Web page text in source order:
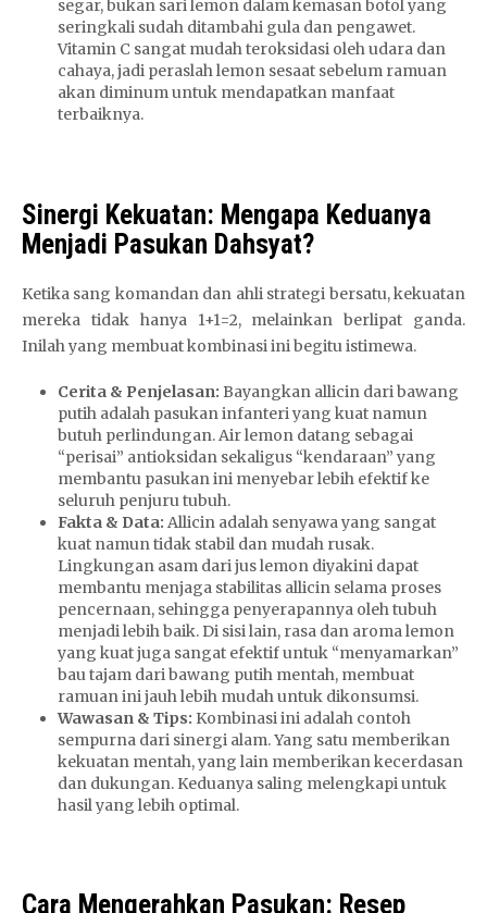
segar, bukan sari lemon dalam kemasan botol yang
seringkali sudah ditambahi gula dan pengawet.
Vitamin C sangat mudah teroksidasi oleh udara dan
cahaya, jadi peraslah lemon sesaat sebelum ramuan
akan diminum untuk mendapatkan manfaat
terbaiknya.
Sinergi Kekuatan: Mengapa Keduanya
Menjadi Pasukan Dahsyat?
Ketika sang komandan dan ahli strategi bersatu, kekuatan
mereka tidak hanya 1+1=2, melainkan berlipat ganda.
Inilah yang membuat kombinasi ini begitu istimewa.
Cerita & Penjelasan: Bayangkan allicin dari bawang
putih adalah pasukan infanteri yang kuat namun
butuh perlindungan. Air lemon datang sebagai
“perisai” antioksidan sekaligus “kendaraan” yang
membantu pasukan ini menyebar lebih efektif ke
seluruh penjuru tubuh.
Fakta & Data: Allicin adalah senyawa yang sangat
kuat namun tidak stabil dan mudah rusak.
Lingkungan asam dari jus lemon diyakini dapat
membantu menjaga stabilitas allicin selama proses
pencernaan, sehingga penyerapannya oleh tubuh
menjadi lebih baik. Di sisi lain, rasa dan aroma lemon
yang kuat juga sangat efektif untuk “menyamarkan”
bau tajam dari bawang putih mentah, membuat
ramuan ini jauh lebih mudah untuk dikonsumsi.
Wawasan & Tips: Kombinasi ini adalah contoh
sempurna dari sinergi alam. Yang satu memberikan
kekuatan mentah, yang lain memberikan kecerdasan
dan dukungan. Keduanya saling melengkapi untuk
hasil yang lebih optimal.
Cara Mengerahkan Pasukan: Resep